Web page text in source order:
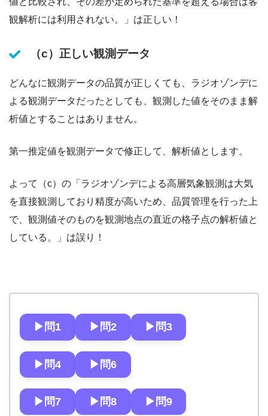
観解析には利用されない。」は正しい！
（c）正しい観測データ
どんなに観測データの品質が正しくても、ラジオゾンデに
よる観測データだったとしても、観測した値をそのまま解
析値とすることはありません。
第一推定値を観測データで修正して、解析値とします。
よって（c）の「ラジオゾンデによる高層気象観測は大気
を直接観測しており精度が高いため、品質管理を行った上
で、観測値そのものを観測地点の直近の格子点の解析値と
している。」は誤り！
▶︎問1 ▶︎問2 ▶︎問3
▶︎問4 ▶︎問6
▶︎問7 ▶︎問8 ▶︎問9